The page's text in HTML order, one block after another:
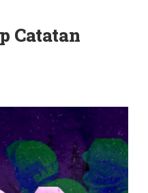
Catatan